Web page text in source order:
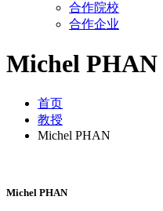
合作院校
合作企业
Michel PHAN
首页
教授
Michel PHAN
Michel PHAN